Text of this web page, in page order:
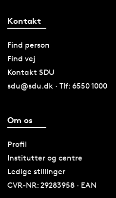
Kontakt
Find person
Find vej
Kontakt SDU
sdu@sdu.dk · Tlf: 6550 1000
Om os
Profil
Institutter og centre
Ledige stillinger
CVR-NR: 29283958 · EAN